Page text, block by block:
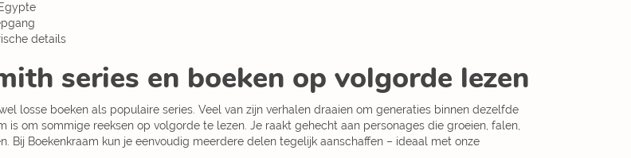
details
series en boeken op volgorde lezen
losse boeken als populaire series. Veel van zijn verhalen draaien om generaties binnen dezelfde
is om sommige reeksen op volgorde te lezen. Je raakt gehecht aan personages die groeien, falen,
Bij Boekenkraam kun je eenvoudig meerdere delen tegelijk aanschaffen – ideaal met onze